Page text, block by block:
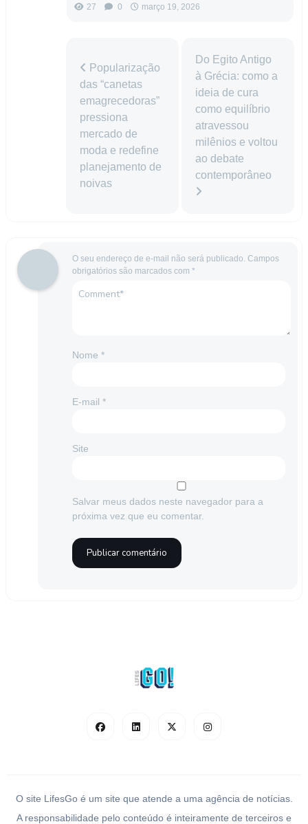
27 0 março 19, 2026
Popularização
das “canetas
emagrecedoras”
pressiona
mercado de
moda e redefine
planejamento de
noivas
Do Egito Antigo
à Grécia: como a
ideia de cura
como equilíbrio
atravessou
milênios e voltou
ao debate
contemporâneo
O seu endereço de e-mail não será publicado. Campos
obrigatórios são marcados com *
Nome *
E-mail *
Site
Salvar meus dados neste navegador para a
próxima vez que eu comentar.
O site LifesGo é um site que atende a uma agência de notícias.
A responsabilidade pelo conteúdo é inteiramente de terceiros e